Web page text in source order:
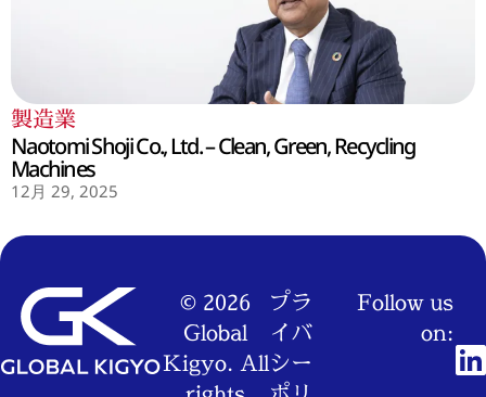
製造業
Naotomi Shoji Co., Ltd. – Clean, Green, Recycling
Machines
12月 29, 2025
© 2026
Global
Kigyo. All
プラ
イバ
シー
Follow us
on: